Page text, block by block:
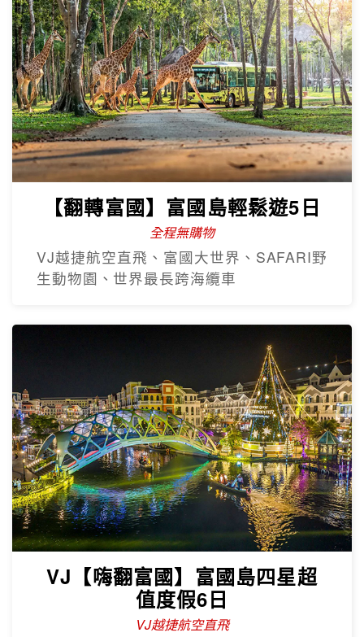
【翻轉富國】富國島輕鬆遊5日
全程無購物
VJ越捷航空直飛、富國大世界、SAFARI野
生動物園、世界最長跨海纜車
VJ【嗨翻富國】富國島四星超
值度假6日
VJ越捷航空直飛